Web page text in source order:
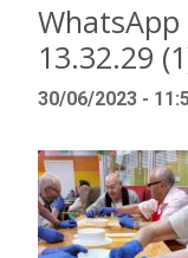
Servicios
Actividades
Centros
Ayudas
Contacto
13.32.29
30/06/2023 -